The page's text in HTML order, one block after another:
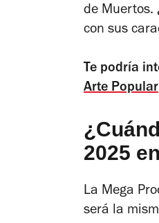
de Muertos.
con sus
Te podría
Arte Popular
2025
La Mega
será la